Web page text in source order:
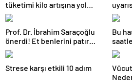
tüketimi kilo artışına yol
açabilir
Prof. Dr. İbrahim Saraçoğlu
önerdi! Et benlerini patır
patır döküyor! ’15-20 DAKİKA
BEKLETMEK YETİYOR!’
Bu
Burun
Strese karşı etkili 10 adım